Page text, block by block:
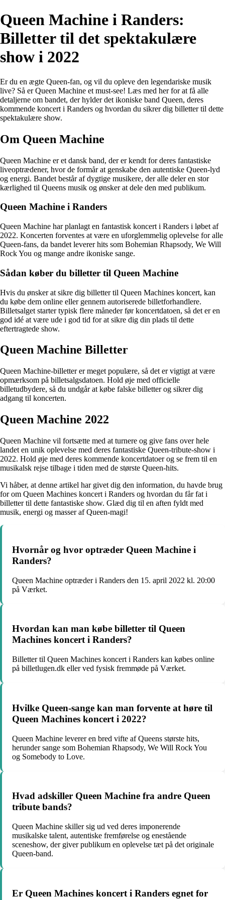
Queen Machine i Randers:
Billetter til det spektakulære
show i 2022
Er du en ægte Queen-fan, og vil du opleve den legendariske musik
live? Så er Queen Machine et must-see! Læs med her for at få alle
detaljerne om bandet, der hylder det ikoniske band Queen, deres
kommende koncert i Randers og hvordan du sikrer dig billetter til dette
spektakulære show.
Om Queen Machine
Queen Machine er et dansk band, der er kendt for deres fantastiske
liveoptrædener, hvor de formår at genskabe den autentiske Queen-lyd
og energi. Bandet består af dygtige musikere, der alle deler en stor
kærlighed til Queens musik og ønsker at dele den med publikum.
Queen Machine i Randers
Queen Machine har planlagt en fantastisk koncert i Randers i løbet af
2022. Koncerten forventes at være en uforglemmelig oplevelse for alle
Queen-fans, da bandet leverer hits som Bohemian Rhapsody, We Will
Rock You og mange andre ikoniske sange.
Sådan køber du billetter til Queen Machine
Hvis du ønsker at sikre dig billetter til Queen Machines koncert, kan
du købe dem online eller gennem autoriserede billetforhandlere.
Billetsalget starter typisk flere måneder før koncertdatoen, så det er en
god idé at være ude i god tid for at sikre dig din plads til dette
eftertragtede show.
Queen Machine Billetter
Queen Machine-billetter er meget populære, så det er vigtigt at være
opmærksom på billetsalgsdatoen. Hold øje med officielle
billetudbydere, så du undgår at købe falske billetter og sikrer dig
adgang til koncerten.
Queen Machine 2022
Queen Machine vil fortsætte med at turnere og give fans over hele
landet en unik oplevelse med deres fantastiske Queen-tribute-show i
2022. Hold øje med deres kommende koncertdatoer og se frem til en
musikalsk rejse tilbage i tiden med de største Queen-hits.
Vi håber, at denne artikel har givet dig den information, du havde brug
for om Queen Machines koncert i Randers og hvordan du får fat i
billetter til dette fantastiske show. Glæd dig til en aften fyldt med
musik, energi og masser af Queen-magi!
Hvornår og hvor optræder Queen Machine i
Randers?
Queen Machine optræder i Randers den 15. april 2022 kl. 20:00
på Værket.
Hvordan kan man købe billetter til Queen
Machines koncert i Randers?
Billetter til Queen Machines koncert i Randers kan købes online
på billetlugen.dk eller ved fysisk fremmøde på Værket.
Hvilke Queen-sange kan man forvente at høre til
Queen Machines koncert i 2022?
Queen Machine leverer en bred vifte af Queens største hits,
herunder sange som Bohemian Rhapsody, We Will Rock You
og Somebody to Love.
Hvad adskiller Queen Machine fra andre Queen
tribute bands?
Queen Machine skiller sig ud ved deres imponerende
musikalske talent, autentiske fremførelse og enestående
sceneshow, der giver publikum en oplevelse tæt på det originale
Queen-band.
Er Queen Machines koncert i Randers egnet for